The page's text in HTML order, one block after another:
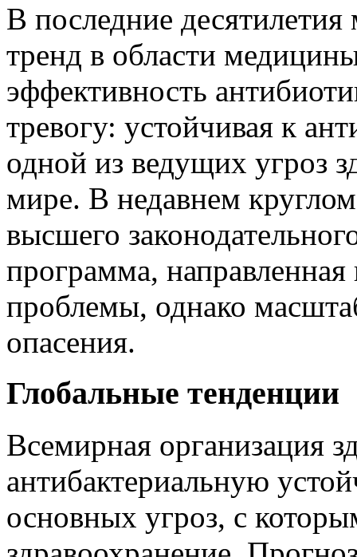
В последние
тренд в области
эффективность
тревогу: устойчивая к
одной из ведущих угроз
мире. В недавнем
высшего
программа,
проблемы, однако
опасения.
Глобальные тенденции
Всемирная организация
антибактериальную
основных угроз, с